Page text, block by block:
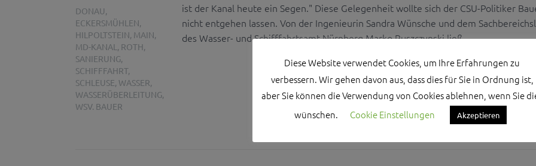
DONAU,
ECKERSMÜHLEN,
HILPOLTSTEIN, MAIN,
MD-KANAL , ROTH,
SANIERUNG,
SCHIFFFAHRT,
SCHLEUSE, WASSER,
WASSERÜBERLEITUNG,
WSV. BAUER
ist der Kanal heute ein Segen." Diese Gelegenheit wollte sich der CSU-Politiker
nicht entgehen lassen. Von der Ingenieurin Sandra Wünsche und dem
des Wasser- und Schifffahrtsamt Nürnberg Marko Ruszczynski ließ ...
Diese Website verwendet Cookies, um Ihre Erfahrungen zu
verbessern. Wir gehen davon aus, dass dies für Sie in Ordnung ist,
aber Sie können die Verwendung von Cookies ablehnen, wenn Sie
wünschen.
Cookie Einstellungen Akzeptieren